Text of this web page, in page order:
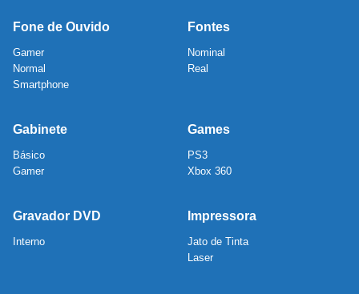
Fone de Ouvido
Gamer
Normal
Smartphone
Fontes
Nominal
Real
Gabinete
Básico
Gamer
Games
PS3
Xbox 360
Gravador DVD
Interno
Impressora
Jato de Tinta
Laser